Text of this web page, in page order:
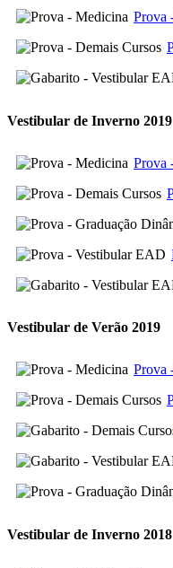
Prova
Vestibular de Inverno 2019
Prova
Vestibular de Verão 2019
Prova
Vestibular de Inverno 2018